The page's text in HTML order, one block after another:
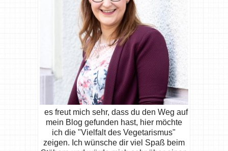
es freut mich sehr, dass du den Weg auf
mein Blog gefunden hast, hier möchte
ich die "Vielfalt des Vegetarismus"
zeigen. Ich wünsche dir viel Spaß beim